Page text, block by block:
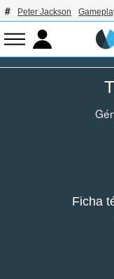
Peter Jackson
Ficha